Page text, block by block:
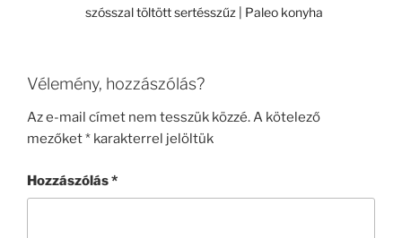
szósszal töltött sertésszűz | Paleo konyha
Vélemény, hozzászólás?
Az e-mail címet nem tesszük közzé.A kötelező
mezőket* karakterrel jelöltük
Hozzászólás*